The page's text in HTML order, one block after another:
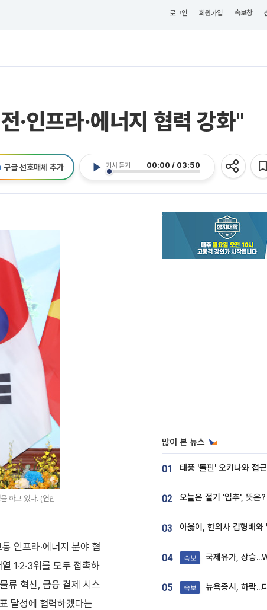
로그인 회원가입 속보창
·인프라·에너지 협력 강화"
기사 듣기 00:00 / 03:50
구글 선호매체 추가
하고 있다. (연합
인프라·에너지 분야 협
1·2·3위를 모두 접촉하
류 혁신, 금융 결제 시스
달성에 협력하겠다는
많이 본 뉴스
01
02 오늘은 절기 '입추', 뜻은?
03
04 속보 국제유가, 상승
05 속보 뉴욕증시, 하락